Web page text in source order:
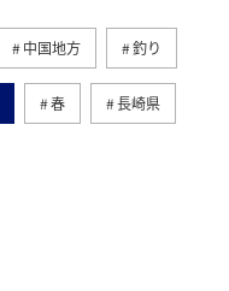
中国地方 釣り
春 長崎県